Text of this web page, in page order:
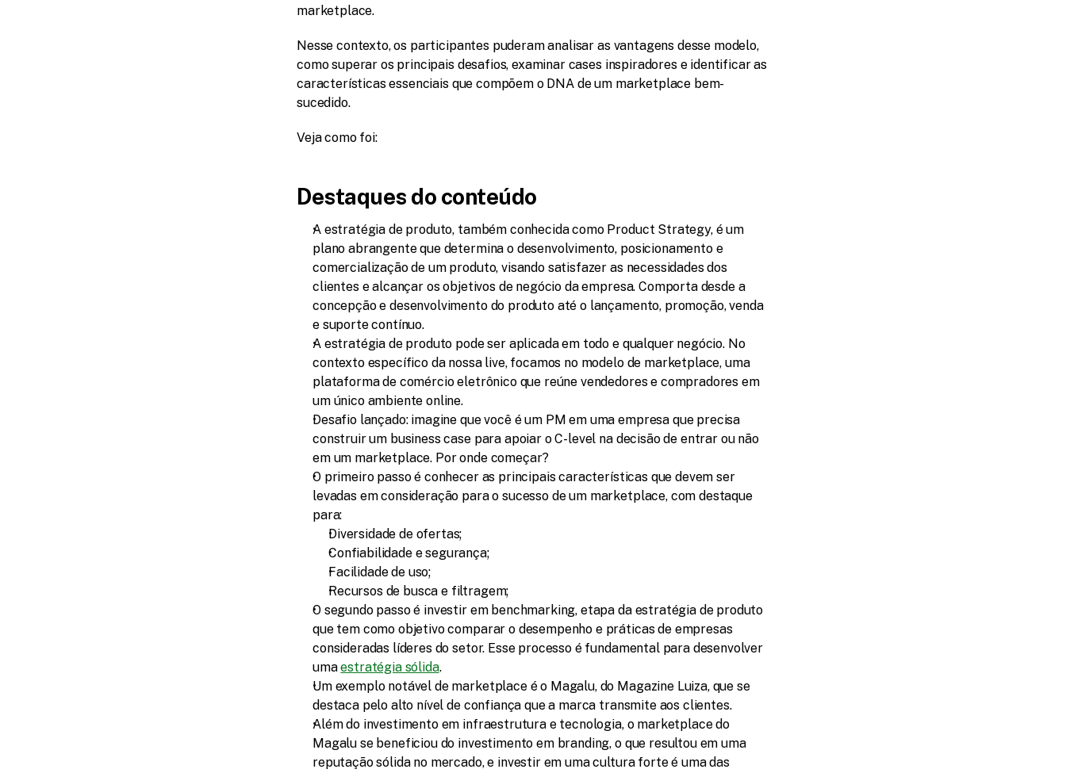
marketplace.
Nesse contexto, os participantes puderam analisar as vantagens desse modelo,
como superar os principais desafios, examinar cases inspiradores e identificar as
características essenciais que compõem o DNA de um marketplace bem-
sucedido.
Veja como foi:
Destaques do conteúdo
A estratégia de produto, também conhecida como Product Strategy, é um
plano abrangente que determina o desenvolvimento, posicionamento e
comercialização de um produto, visando satisfazer as necessidades dos
clientes e alcançar os objetivos de negócio da empresa. Comporta desde a
concepção e desenvolvimento do produto até o lançamento, promoção, venda
e suporte contínuo.
A estratégia de produto pode ser aplicada em todo e qualquer negócio. No
contexto específico da nossa live, focamos no modelo de marketplace, uma
plataforma de comércio eletrônico que reúne vendedores e compradores em
um único ambiente online.
Desafio lançado: imagine que você é um PM em uma empresa que precisa
construir um business case para apoiar o C-level na decisão de entrar ou não
em um marketplace. Por onde começar?
O primeiro passo é conhecer as principais características que devem ser
levadas em consideração para o sucesso de um marketplace, com destaque
para:
Diversidade de ofertas;
Confiabilidade e segurança;
Facilidade de uso;
Recursos de busca e filtragem;
O segundo passo é investir em benchmarking, etapa da estratégia de produto
que tem como objetivo comparar o desempenho e práticas de empresas
consideradas líderes do setor. Esse processo é fundamental para desenvolver
uma estratégia sólida.
Um exemplo notável de marketplace é o Magalu, do Magazine Luiza, que se
destaca pelo alto nível de confiança que a marca transmite aos clientes.
Além do investimento em infraestrutura e tecnologia, o marketplace do
Magalu se beneficiou do investimento em branding, o que resultou em uma
reputação sólida no mercado, e investir em uma cultura forte é uma das